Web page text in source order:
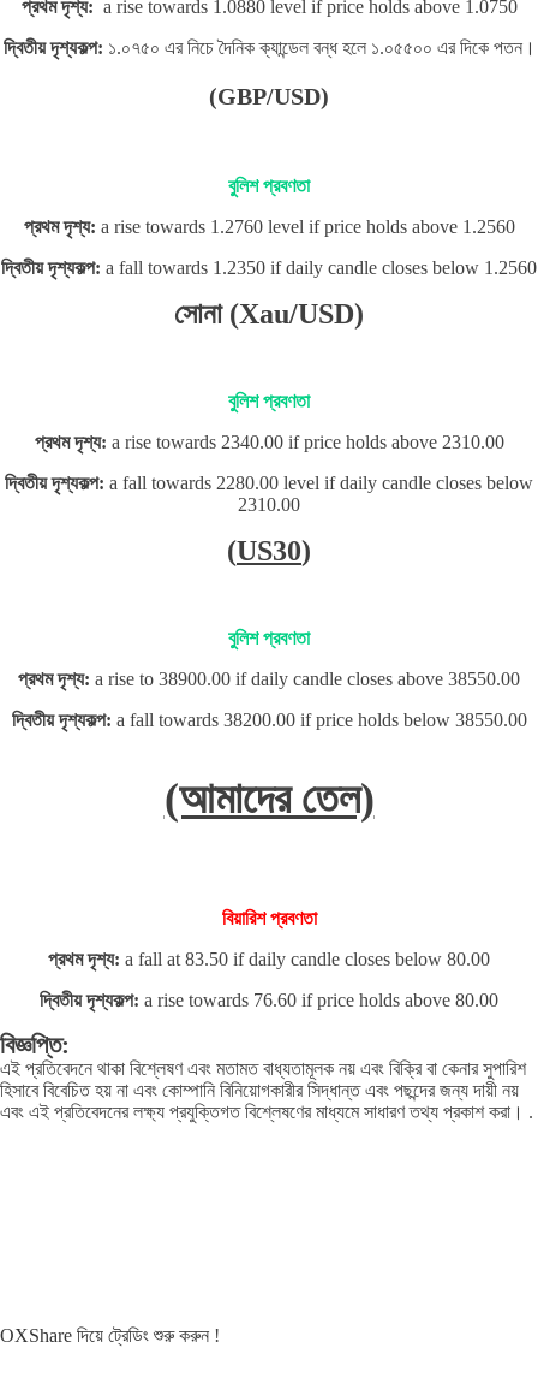
প্রথম দৃশ্য: a rise towards 1.0880 level if price holds above 1.0750
দ্বিতীয় দৃশ্যকল্প: ১.০৭৫০ এর নিচে দৈনিক ক্যান্ডেল বন্ধ হলে ১.০৫৫০০ এর দিকে পতন।
(GBP/USD)
বুলিশ প্রবণতা
প্রথম দৃশ্য: a rise towards 1.2760 level if price holds above 1.2560
দ্বিতীয় দৃশ্যকল্প: a fall towards 1.2350 if daily candle closes below 1.2560
সোনা (Xau/USD)
বুলিশ প্রবণতা
প্রথম দৃশ্য: a rise towards 2340.00 if price holds above 2310.00
দ্বিতীয় দৃশ্যকল্প: a fall towards 2280.00 level if daily candle closes below
2310.00
(US30)
বুলিশ প্রবণতা
প্রথম দৃশ্য: a rise to 38900.00 if daily candle closes above 38550.00
দ্বিতীয় দৃশ্যকল্প: a fall towards 38200.00 if price holds below 38550.00
(আমাদের তেল)
বিয়ারিশ প্রবণতা
প্রথম দৃশ্য: a fall at 83.50 if daily candle closes below 80.00
দ্বিতীয় দৃশ্যকল্প: a rise towards 76.60 if price holds above 80.00
বিজ্ঞপ্তি:
এই প্রতিবেদনে থাকা বিশ্লেষণ এবং মতামত বাধ্যতামূলক নয় এবং বিক্রি বা কেনার সুপারিশ
হিসাবে বিবেচিত হয় না এবং কোম্পানি বিনিয়োগকারীর সিদ্ধান্ত এবং পছন্দের জন্য দায়ী নয়
এবং এই প্রতিবেদনের লক্ষ্য প্রযুক্তিগত বিশ্লেষণের মাধ্যমে সাধারণ তথ্য প্রকাশ করা। .
OXShare দিয়ে ট্রেডিং শুরু করুন !